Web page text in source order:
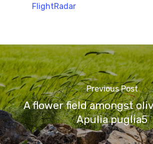
FlightRadar
Previous Post
A flower field amongst
Apulia puglia5